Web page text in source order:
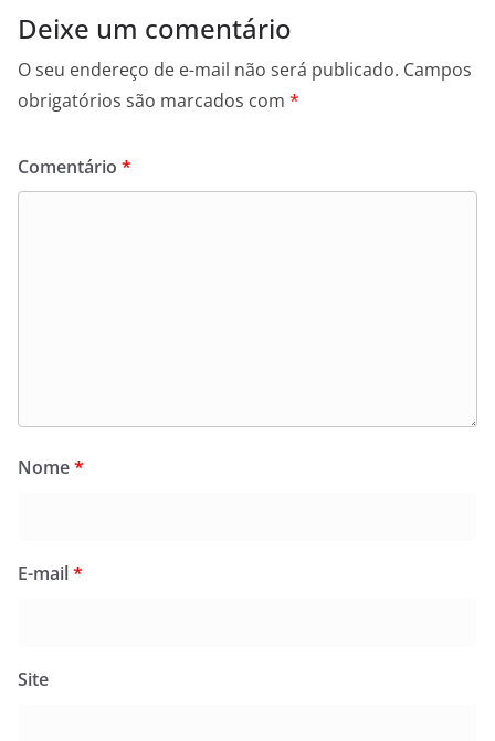
Deixe um comentário
O seu endereço de e-mail não será publicado. Campos
obrigatórios são marcados com *
Comentário *
Nome*
E-mail*
Site